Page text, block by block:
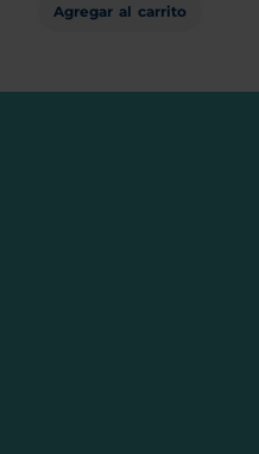
Agregar al carrito